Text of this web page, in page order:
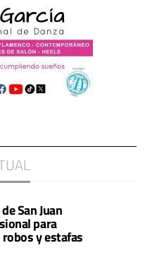
San Juan
para
y estafas